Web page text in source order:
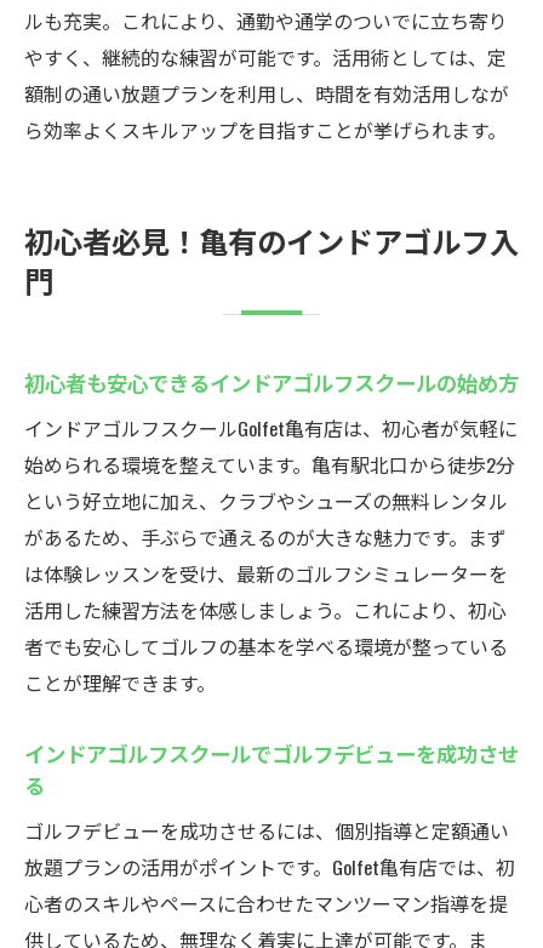
ルも充実。これにより、通勤や通学のついでに立ち寄り
やすく、継続的な練習が可能です。活用術としては、定
額制の通い放題プランを利用し、時間を有効活用しなが
ら効率よくスキルアップを目指すことが挙げられます。
初心者必見！亀有のインドアゴルフ入
門
初心者も安心できるインドアゴルフスクールの始め方
インドアゴルフスクールGolfet亀有店は、初心者が気軽に
始められる環境を整えています。亀有駅北口から徒歩2分
という好立地に加え、クラブやシューズの無料レンタル
があるため、手ぶらで通えるのが大きな魅力です。まず
は体験レッスンを受け、最新のゴルフシミュレーターを
活用した練習方法を体感しましょう。これにより、初心
者でも安心してゴルフの基本を学べる環境が整っている
ことが理解できます。
インドアゴルフスクールでゴルフデビューを成功させ
る
ゴルフデビューを成功させるには、個別指導と定額通い
放題プランの活用がポイントです。Golfet亀有店では、初
心者のスキルやペースに合わせたマンツーマン指導を提
供しているため、無理なく着実に上達が可能です。ま